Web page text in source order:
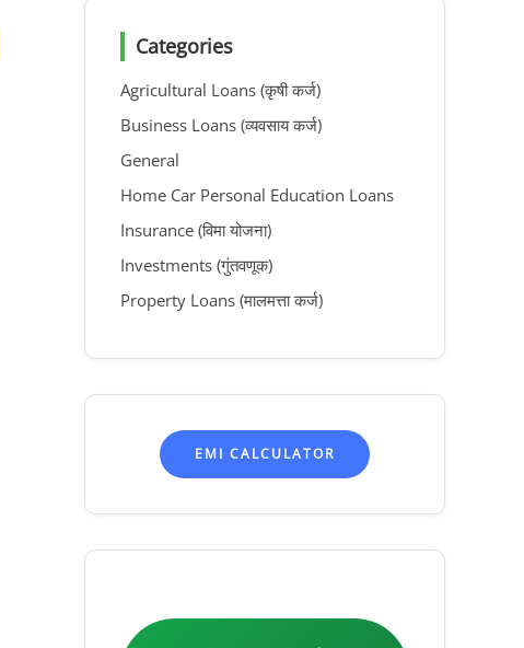
Categories
Agricultural Loans (कृषी कर्ज)
Business Loans (व्यवसाय कर्ज)
General
Home Car Personal Education Loans
Insurance (विमा योजना)
Investments (गुंतवणूक)
Property Loans (मालमत्ता कर्ज)
EMI CALCULATOR